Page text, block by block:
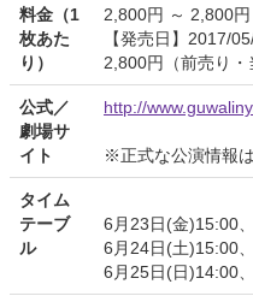
料金（1
枚あた
り）
2,800円 ～ 2,800円
【発売日】2017/
2,800円（前売り・
公式／
劇場サ
イト
http://
※正式な公演情報
タイム
テーブ
ル
6月23日(金)15:00
6月24日(土)15:00
6月25日(日)14:00